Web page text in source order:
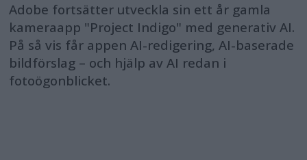
Adobe fortsätter utveckla sin ett år gamla
kameraapp "Project Indigo" med generativ AI.
På så vis får appen AI-redigering, AI-baserade
bildförslag – och hjälp av AI redan i
fotoögonblicket.